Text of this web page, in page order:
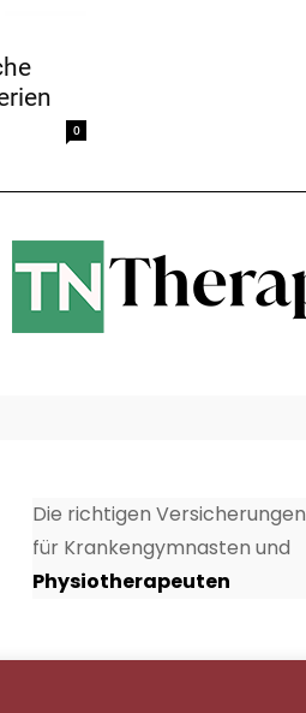
0
Die richtigen Versicherungen
für Krankengymnasten und
Physiotherapeuten